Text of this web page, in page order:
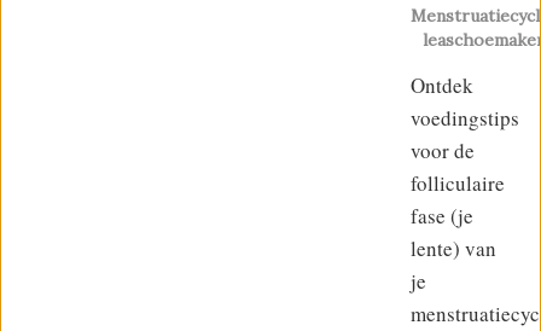
Ontdek
voedingstips
voor de
folliculaire
fase (je
lente) van
je